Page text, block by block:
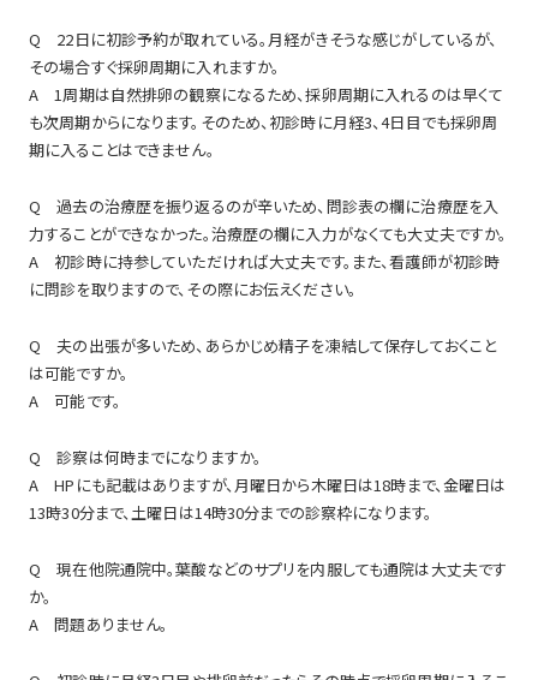
Q 22日に初診予約が取れている。月経がきそうな感じがしているが、
その場合すぐ採卵周期に入れますか。
A 1周期は自然排卵の観察になるため、採卵周期に入れるのは早くて
も次周期からになります。そのため、初診時に月経3、4日目でも採卵周
期に入ることはできません。
Q 過去の治療歴を振り返るのが辛いため、問診表の欄に治療歴を入
力することができなかった。治療歴の欄に入力がなくても大丈夫ですか。
A 初診時に持参していただければ大丈夫です。また、看護師が初診時
に問診を取りますので、その際にお伝えください。
Q 夫の出張が多いため、あらかじめ精子を凍結して保存しておくこと
は可能ですか。
A 可能です。
Q 診察は何時までになりますか。
A HPにも記載はありますが、月曜日から木曜日は18時まで、金曜日は
13時30分まで、土曜日は14時30分までの診察枠になります。
Q 現在他院通院中。葉酸などのサプリを内服しても通院は大丈夫です
か。
A 問題ありません。